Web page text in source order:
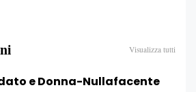
Visualizza tutti
e Donna-Nullafacente